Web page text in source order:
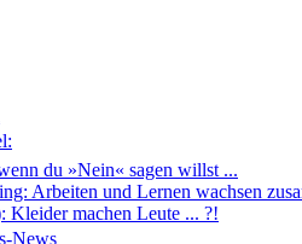
du »Nein« sagen willst ...
Arbeiten und Lernen wachsen
Kleider machen Leute ... ?!
News